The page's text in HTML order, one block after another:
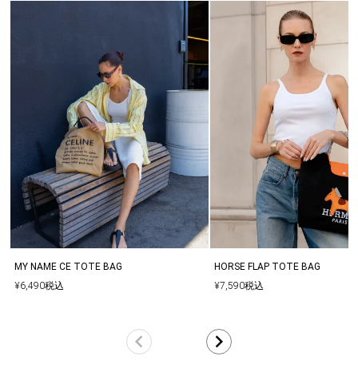
MY NAME CE TOTE BAG
¥6,490税込
HORSE FLAP TOTE BAG
¥7,590税込